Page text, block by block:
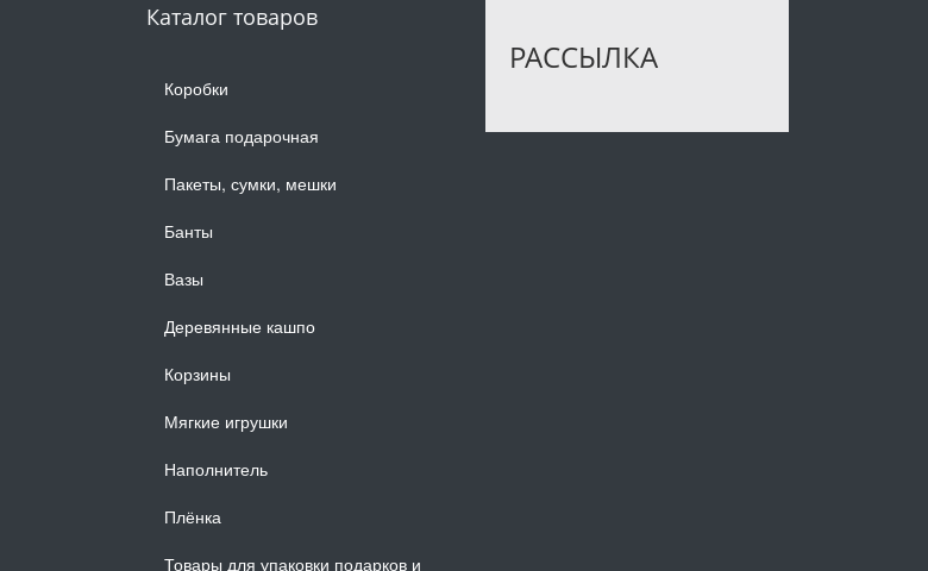
Каталог товаров
Коробки
Бумага подарочная
Пакеты, сумки, мешки
Банты
Вазы
Деревянные кашпо
Корзины
Мягкие игрушки
Наполнитель
Плёнка
Товары для упаковки подарков и
РАССЫЛКА